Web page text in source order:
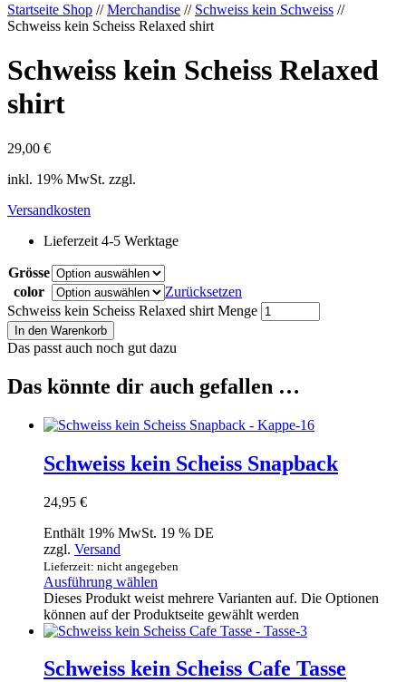
Startseite Shop //Merchandise // Schweiss kein Schweiss //
Schweiss kein Scheiss Relaxed shirt
Schweiss kein Scheiss Relaxed
shirt
29,00 €
inkl. 19% MwSt. zzgl.
Versandkosten
Lieferzeit 4-5 Werktage
Grösse
color
Zurücksetzen
Schweiss kein Scheiss Relaxed shirt Menge
In den Warenkorb
Das passt auch noch gut dazu
Das könnte dir auch gefallen …
Schweiss kein Scheiss Snapback
24,95 €
Enthält 19% MwSt. 19 % DE
zzgl. Versand
Lieferzeit: nicht angegeben
Ausführung wählen
Dieses Produkt weist mehrere Varianten auf. Die Optionen
können auf der Produktseite gewählt werden
Schweiss kein Scheiss Cafe Tasse